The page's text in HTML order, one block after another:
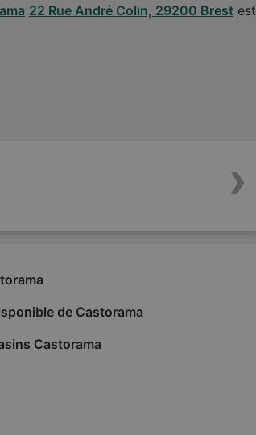
22 Rue André Colin, 29200 Brest est
de Castorama
Castorama